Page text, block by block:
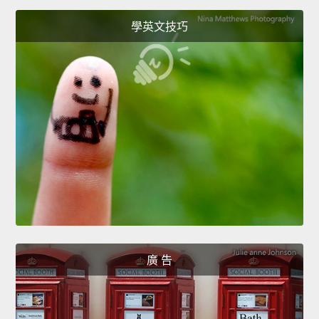
學英文技巧
廣 告